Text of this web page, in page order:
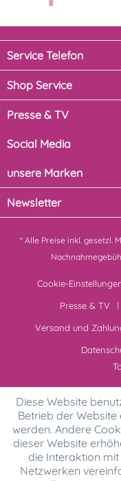
Service Telefon
Shop Service
Presse & TV
Social Media
unsere Marken
Newsletter
* Alle Preise inkl. gesetzl.
Cookie-
Presse & TV
Versand und
Diese Website
Betrieb der
werden. Andere
dieser Website
die Interaktion
Netzwerken